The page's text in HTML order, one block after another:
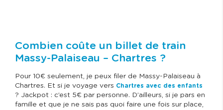
Combien coûte un billet de train
Massy-Palaiseau – Chartres ?
Pour 10€ seulement, je peux filer de Massy-Palaiseau à
Chartres. Et si je voyage vers Chartres avec des enfants
? Jackpot : c’est 5€ par personne. D’ailleurs, si je pars en
famille et que je ne sais pas quoi faire une fois sur place,